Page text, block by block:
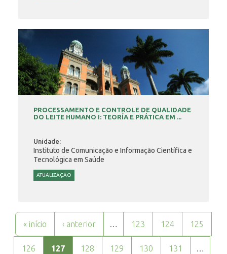
PROCESSAMENTO E CONTROLE DE QUALIDADE
DO LEITE HUMANO I: TEORÍA E PRÁTICA EM ...
Unidade:
Instituto de Comunicação e Informação Científica e
Tecnológica em Saúde
ATUALIZAÇÃO
Páginas
« início ‹ anterior … 123 124 125
126 127 128 129 130 131 …